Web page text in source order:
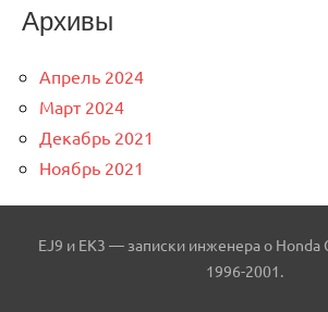
Архивы
Апрель 2024
Март 2024
Декабрь 2021
Ноябрь 2021
EJ9 и EK3 — записки инженера о Honda
1996-2001.